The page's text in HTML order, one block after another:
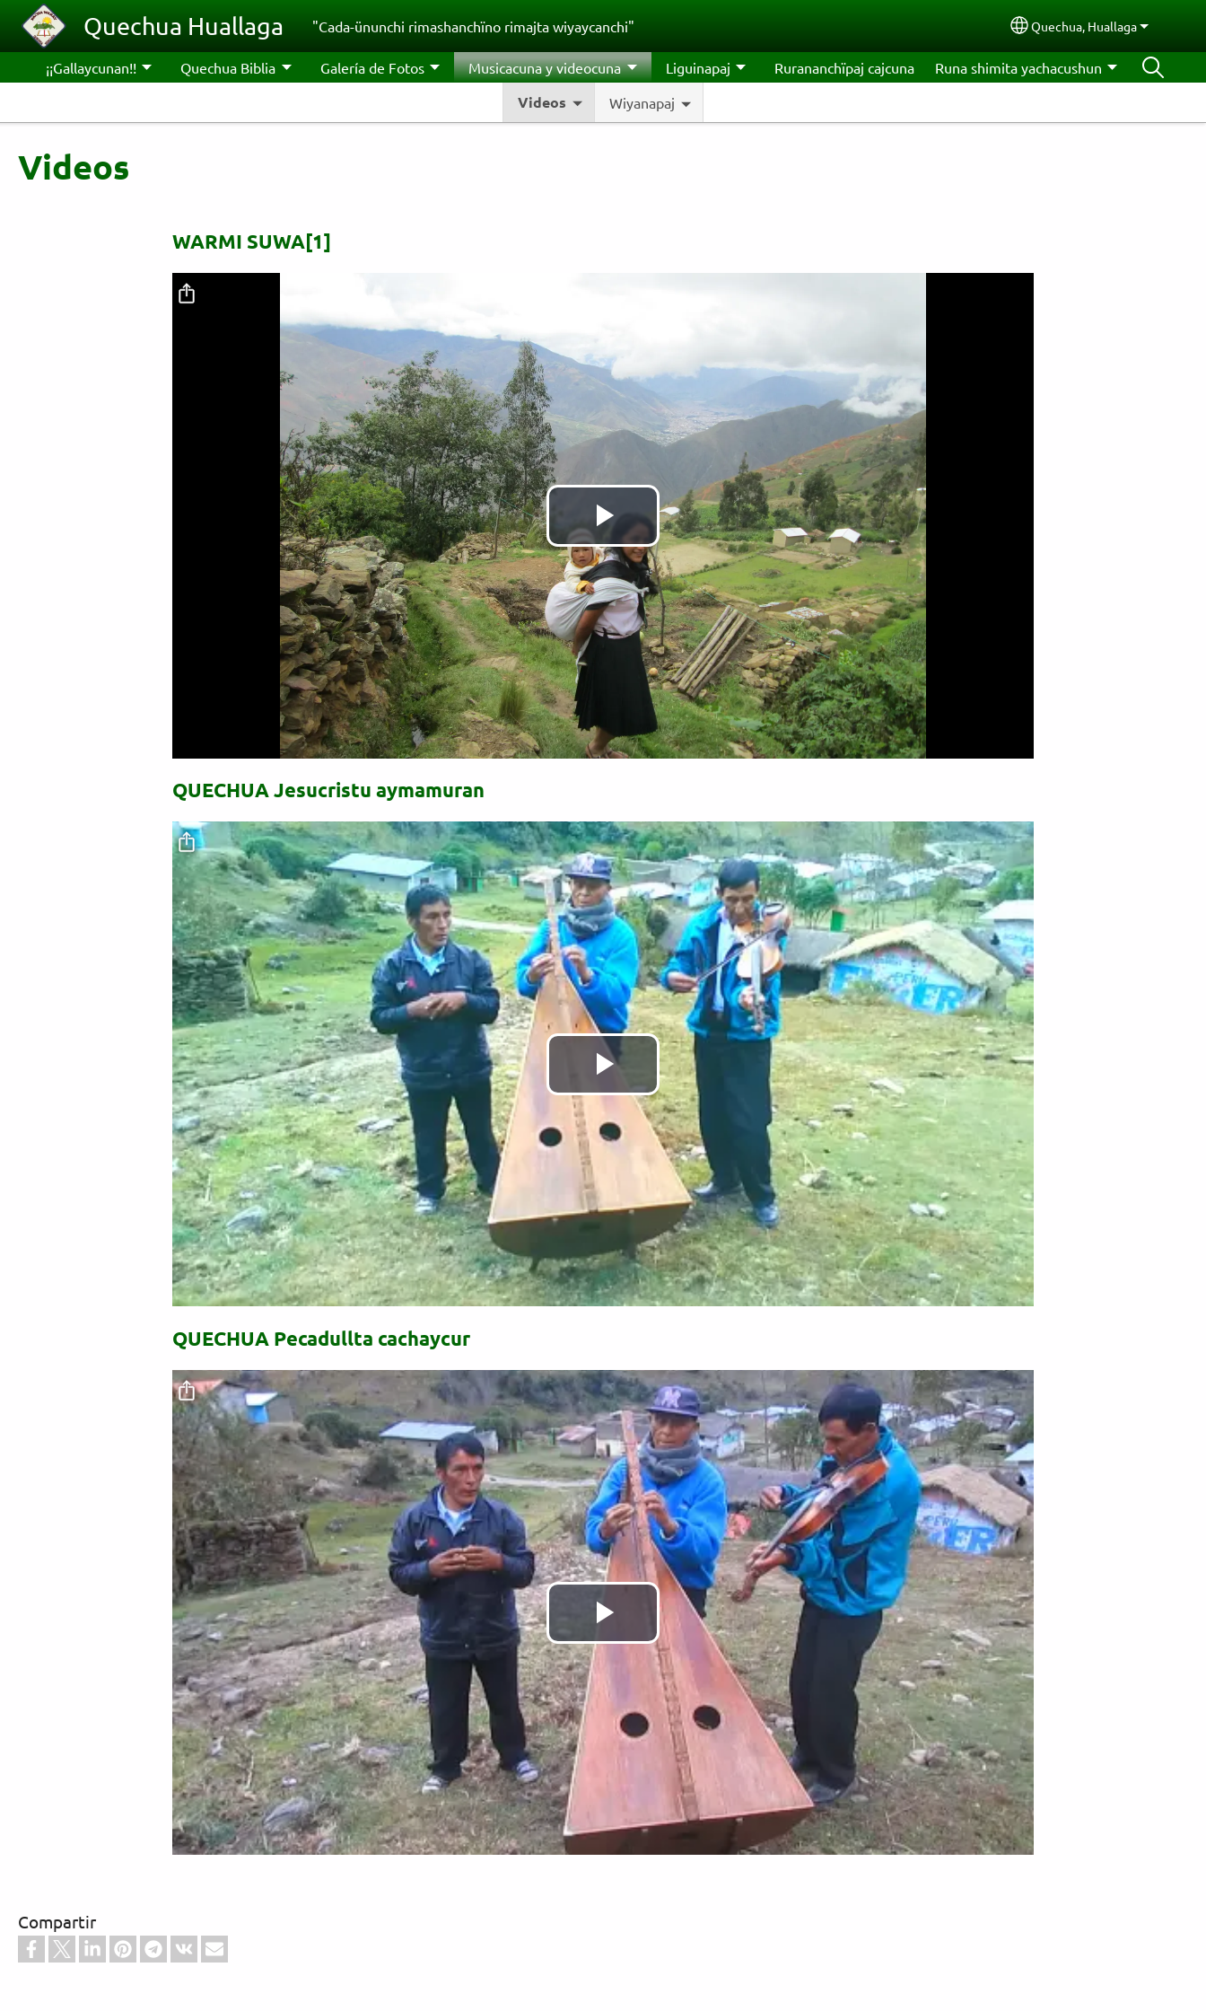
Pasar al contenido principal
Quechua Huallaga "Cada-ünunchi rimashanchïno rimajta wiyaycanchi" Select your language
Quechua, Huallaga
¡¡Gallaycunan!! Quechua Biblia Galería de Fotos Musicacuna y videocuna
Videos Wiyanapaj
Liguinapaj Rurananchïpaj cajcuna Runa shimita yachacushun
Videos
Archivo de vídeo
Reproducir
Vídeo
WARMI SUWA[1]
Archivo de vídeo
Reproducir
Vídeo
QUECHUA Jesucristu aymamuran
Archivo de vídeo
Reproducir
Vídeo
QUECHUA Pecadullta cachaycur
Compartir